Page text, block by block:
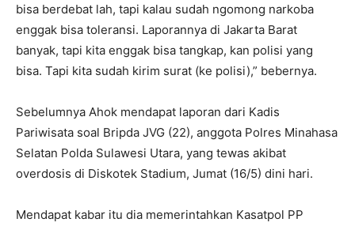
bisa berdebat lah, tapi kalau sudah ngomong narkoba
enggak bisa toleransi. Laporannya di Jakarta Barat
banyak, tapi kita enggak bisa tangkap, kan polisi yang
bisa. Tapi kita sudah kirim surat (ke polisi),” bebernya.
Sebelumnya Ahok mendapat laporan dari Kadis
Pariwisata soal Bripda JVG (22), anggota Polres Minahasa
Selatan Polda Sulawesi Utara, yang tewas akibat
overdosis di Diskotek Stadium, Jumat (16/5) dini hari.
Mendapat kabar itu dia memerintahkan Kasatpol PP